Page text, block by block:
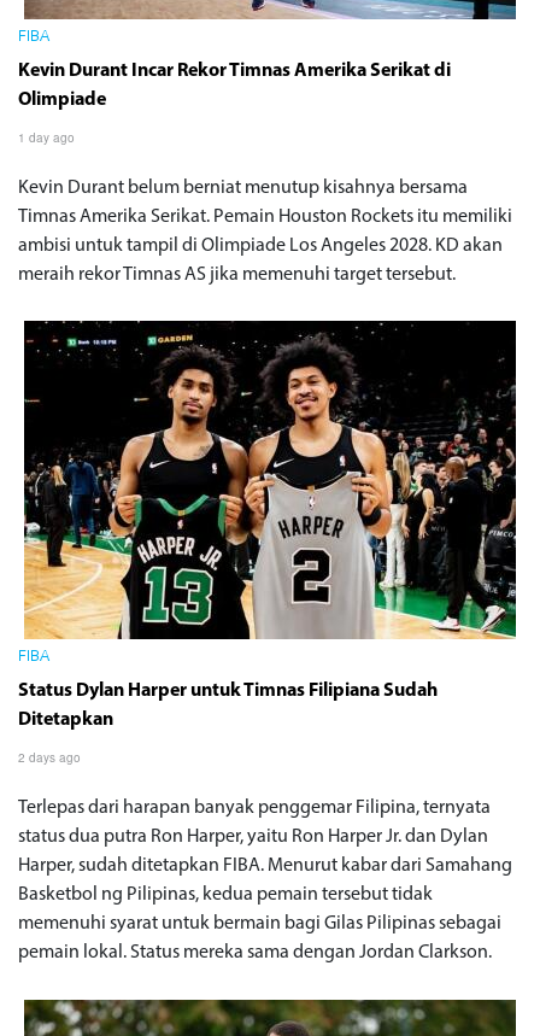
FIBA
Kevin Durant Incar Rekor Timnas Amerika Serikat di
Olimpiade
1 day ago
Kevin Durant belum berniat menutup kisahnya bersama
Timnas Amerika Serikat. Pemain Houston Rockets itu memiliki
ambisi untuk tampil di Olimpiade Los Angeles 2028. KD akan
meraih rekor Timnas AS jika memenuhi target tersebut.
FIBA
Status Dylan Harper untuk Timnas Filipiana Sudah
Ditetapkan
2 days ago
Terlepas dari harapan banyak penggemar Filipina, ternyata
status dua putra Ron Harper, yaitu Ron Harper Jr. dan Dylan
Harper, sudah ditetapkan FIBA. Menurut kabar dari Samahang
Basketbol ng Pilipinas, kedua pemain tersebut tidak
memenuhi syarat untuk bermain bagi Gilas Pilipinas sebagai
pemain lokal. Status mereka sama dengan Jordan Clarkson.